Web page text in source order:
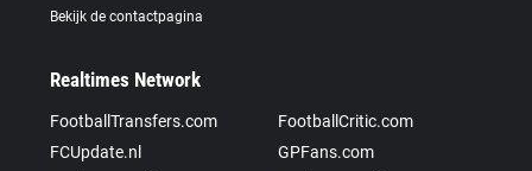
Bekijk de contactpagina
Realtimes Network
FootballTransfers.com
FootballCritic.com
FCUpdate.nl
GPFans.com